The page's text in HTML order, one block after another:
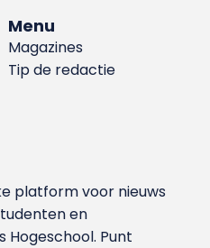
Menu
Magazines
Tip de redactie
platform voor nieuws
en
Hoge­school. Punt